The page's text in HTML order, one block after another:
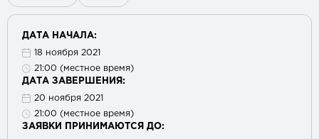
ДАТА НАЧАЛА:
18 ноября 2021
21:00 (местное время)
ДАТА ЗАВЕРШЕНИЯ:
20 ноября 2021
21:00 (местное время)
ЗАЯВКИ ПРИНИМАЮТСЯ ДО: